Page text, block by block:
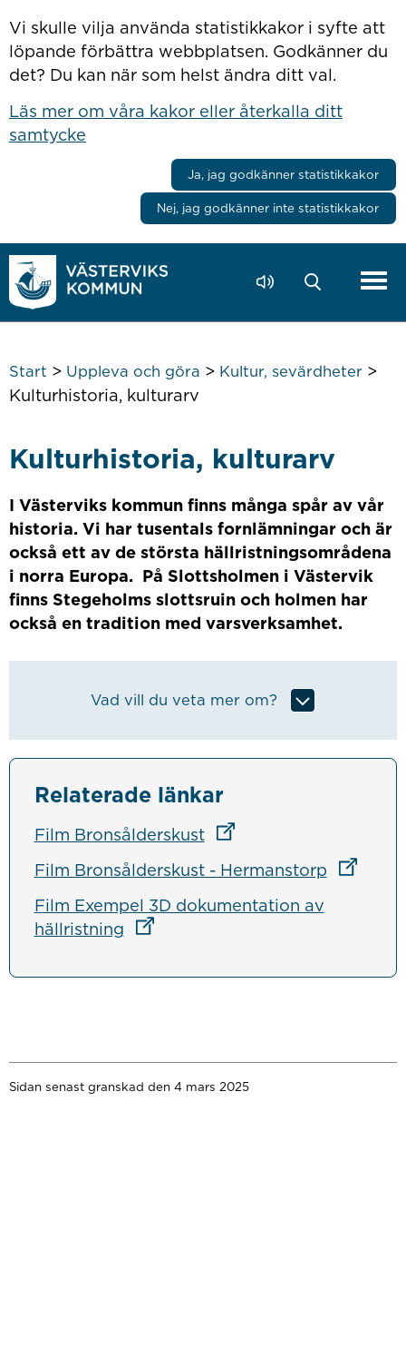
Vi skulle vilja använda statistikkakor i syfte att
löpande förbättra webbplatsen. Godkänner du
det? Du kan när som helst ändra ditt val.
Läs mer om våra kakor eller återkalla ditt
samtycke
Ja, jag godkänner statistikkakor
Nej, jag godkänner inte statistikkakor
Start > Uppleva och göra > Kultur, sevärdheter>
Kulturhistoria, kulturarv
Kulturhistoria, kulturarv
I Västerviks kommun finns många spår av vår
historia. Vi har tusentals fornlämningar och är
också ett av de största hällristningsområdena
i norra Europa. På Slottsholmen i Västervik
finns Stegeholms slottsruin och holmen har
också en tradition med varsverksamhet.
Vad vill du veta mer om?
Relaterade länkar
Film BronsålderskustLänk till annan
Film Bronsålderskust - HermanstorpLänk till
Film Exempel 3D dokumentation av
hällristningLänk till annan webbplats
Sidan senast granskad den 4 mars 2025